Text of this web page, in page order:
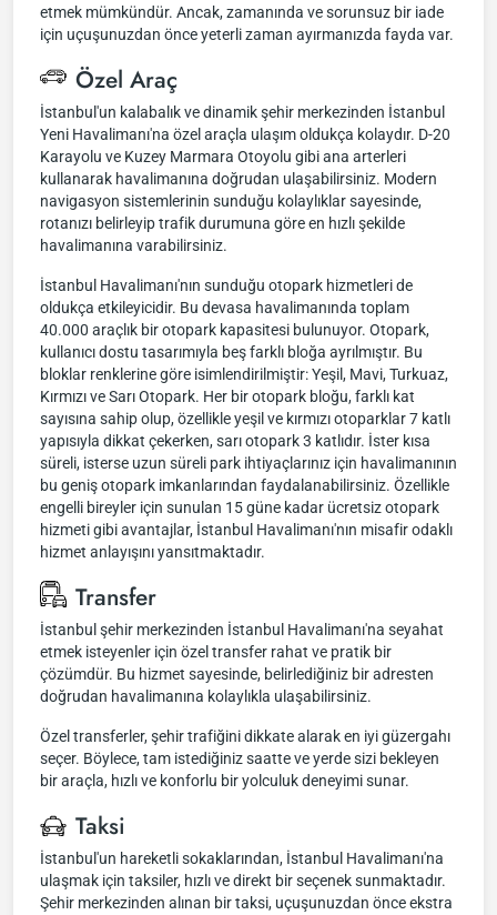
etmek mümkündür. Ancak, zamanında ve sorunsuz bir iade
için uçuşunuzdan önce yeterli zaman ayırmanızda fayda var.
Özel Araç
İstanbul'un kalabalık ve dinamik şehir merkezinden İstanbul
Yeni Havalimanı'na özel araçla ulaşım oldukça kolaydır. D-20
Karayolu ve Kuzey Marmara Otoyolu gibi ana arterleri
kullanarak havalimanına doğrudan ulaşabilirsiniz. Modern
navigasyon sistemlerinin sunduğu kolaylıklar sayesinde,
rotanızı belirleyip trafik durumuna göre en hızlı şekilde
havalimanına varabilirsiniz.
İstanbul Havalimanı'nın sunduğu otopark hizmetleri de
oldukça etkileyicidir. Bu devasa havalimanında toplam
40.000 araçlık bir otopark kapasitesi bulunuyor. Otopark,
kullanıcı dostu tasarımıyla beş farklı bloğa ayrılmıştır. Bu
bloklar renklerine göre isimlendirilmiştir: Yeşil, Mavi, Turkuaz,
Kırmızı ve Sarı Otopark. Her bir otopark bloğu, farklı kat
sayısına sahip olup, özellikle yeşil ve kırmızı otoparklar 7 katlı
yapısıyla dikkat çekerken, sarı otopark 3 katlıdır. İster kısa
süreli, isterse uzun süreli park ihtiyaçlarınız için havalimanının
bu geniş otopark imkanlarından faydalanabilirsiniz. Özellikle
engelli bireyler için sunulan 15 güne kadar ücretsiz otopark
hizmeti gibi avantajlar, İstanbul Havalimanı'nın misafir odaklı
hizmet anlayışını yansıtmaktadır.
Transfer
İstanbul şehir merkezinden İstanbul Havalimanı'na seyahat
etmek isteyenler için özel transfer rahat ve pratik bir
çözümdür. Bu hizmet sayesinde, belirlediğiniz bir adresten
doğrudan havalimanına kolaylıkla ulaşabilirsiniz.
Özel transferler, şehir trafiğini dikkate alarak en iyi güzergahı
seçer. Böylece, tam istediğiniz saatte ve yerde sizi bekleyen
bir araçla, hızlı ve konforlu bir yolculuk deneyimi sunar.
Taksi
İstanbul'un hareketli sokaklarından, İstanbul Havalimanı'na
ulaşmak için taksiler, hızlı ve direkt bir seçenek sunmaktadır.
Şehir merkezinden alınan bir taksi, uçuşunuzdan önce ekstra